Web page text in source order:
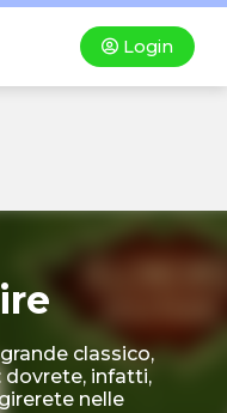
Login
classico,
dovrete, infatti,
nelle